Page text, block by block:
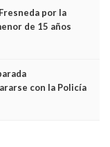
por la
de 15 años
con la Policía